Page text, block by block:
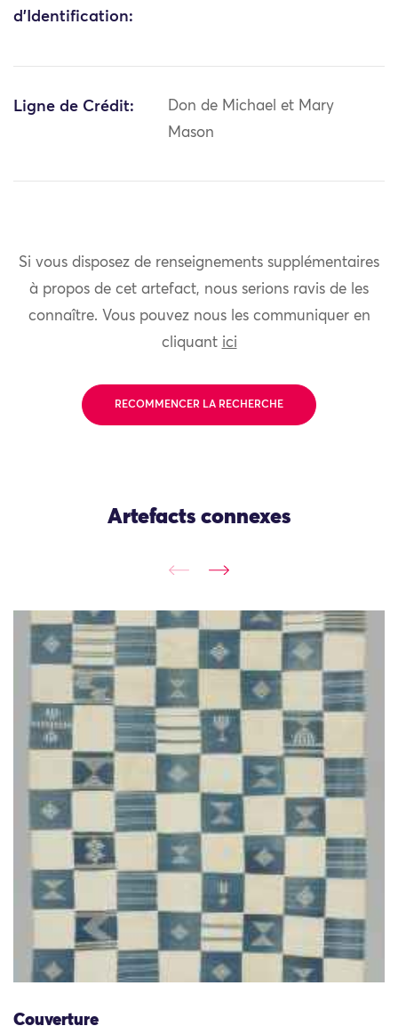
d'Identification:
Ligne de Crédit:
Don de Michael et Mary
Mason
Si vous disposez de renseignements supplémentaires
à propos de cet artefact, nous serions ravis de les
connaître. Vous pouvez nous les communiquer en
cliquant ici
RECOMMENCER LA RECHERCHE
Artefacts connexes
Couverture